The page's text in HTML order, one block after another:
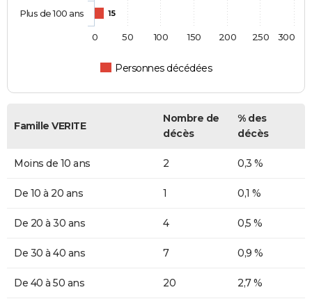
15
Personnes décédées
Plus de 100 ans
0 50 100 150 200 250 300
Famille VERITE
Nombre de
décès
% des
décès
Moins de 10 ans 2 0,3 %
De 10 à 20 ans 1 0,1 %
De 20 à 30 ans 4 0,5 %
De 30 à 40 ans 7 0,9 %
De 40 à 50 ans 20 2,7 %